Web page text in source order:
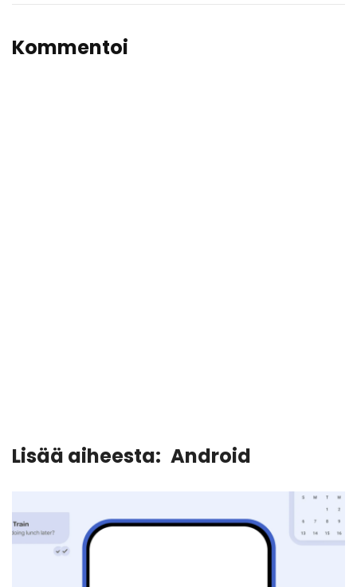
Kommentoi
Lisää aiheesta: Android